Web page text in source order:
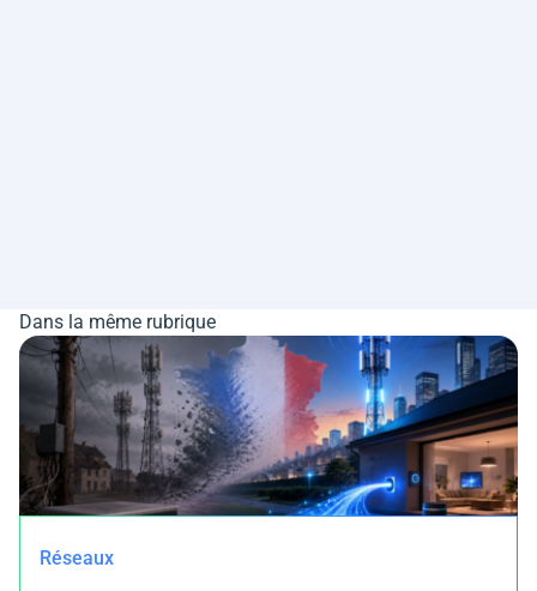
Dans la même rubrique
Réseaux